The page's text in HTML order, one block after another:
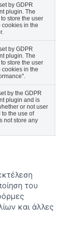
by GDPR
plugin. The
store the user
cookies in the
by GDPR
plugin. The
store the user
cookies in the
by the GDPR
plugin and is
or not user
to the use of
not store any
του
και άλλες